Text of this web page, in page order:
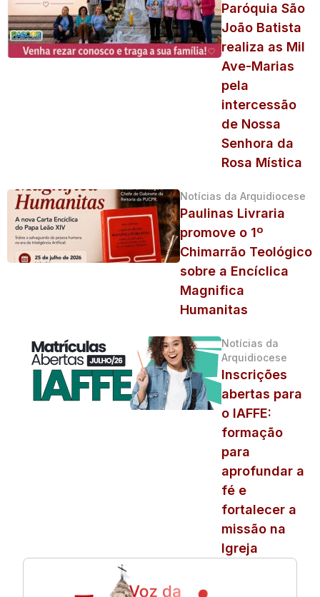
Paróquia São
João Batista
realiza as Mil
Ave-Marias
pela
intercessão
de Nossa
Senhora da
Rosa Mística
Notícias da Arquidiocese
Paulinas Livraria
promove o 1º
Chimarrão Teológico
sobre a Encíclica
Magnifica
Humanitas
Notícias da
Arquidiocese
Inscrições
abertas para
o IAFFE:
formação
para
aprofundar a
fé e
fortalecer a
missão na
Igreja